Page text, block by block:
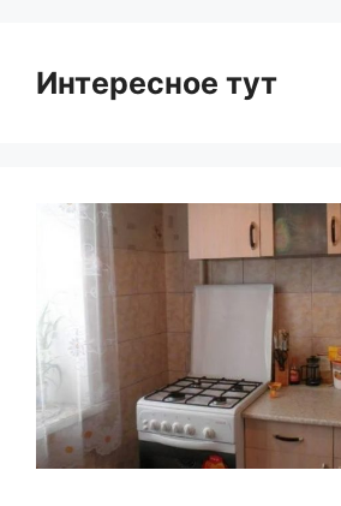
Интересное тут